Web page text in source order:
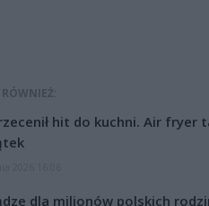
hit do kuchni. Air fryer
dla milionów polskich